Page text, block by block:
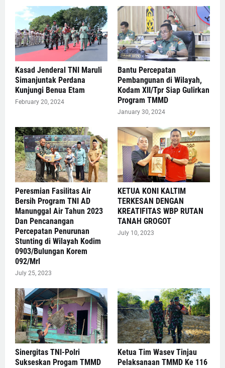
Kasad Jenderal TNI Maruli
Simanjuntak Perdana
Kunjungi Benua Etam
February 20, 2024
Bantu Percepatan
Pembangunan di Wilayah,
Kodam XII/Tpr Siap Gulirkan
Program TMMD
January 30, 2024
Peresmian Fasilitas Air
Bersih Program TNI AD
Manunggal Air Tahun 2023
Dan Pencanangan
Percepatan Penurunan
Stunting di Wilayah Kodim
0903/Bulungan Korem
092/Mrl
July 25, 2023
KETUA KONI KALTIM
TERKESAN DENGAN
KREATIFITAS WBP RUTAN
TANAH GROGOT
July 10, 2023
Sinergitas TNI-Polri
Sukseskan Progam TMMD
Ketua Tim Wasev Tinjau
Pelaksanaan TMMD Ke 116